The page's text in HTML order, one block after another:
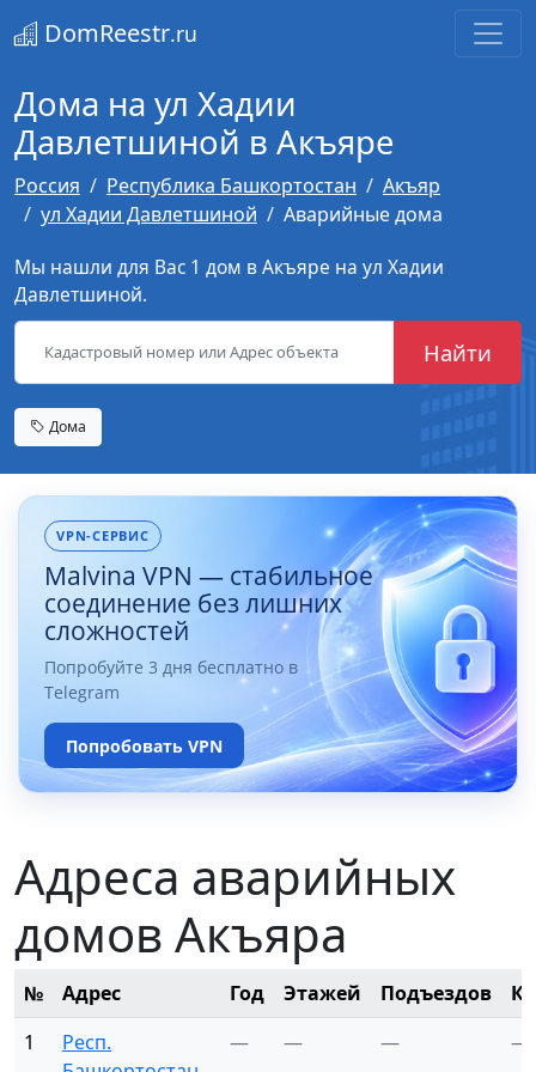
DomReestr.ru
Дома на ул Хадии
Давлетшиной в Акъяре
Россия Республика Башкортостан
Акъяр
ул Хадии Давлетшиной
Аварийные дома
Мы нашли для Вас 1 дом в Акъяре на ул Хадии
Давлетшиной.
Найти
Дома
VPN-СЕРВИС
Malvina VPN — стабильное
соединение без лишних
сложностей
Попробуйте 3 дня бесплатно в
Telegram
Попробовать VPN
Адреса аварийных
домов Акъяра
№ Адрес Год Этажей Подъездов
1
Респ.
— — — —